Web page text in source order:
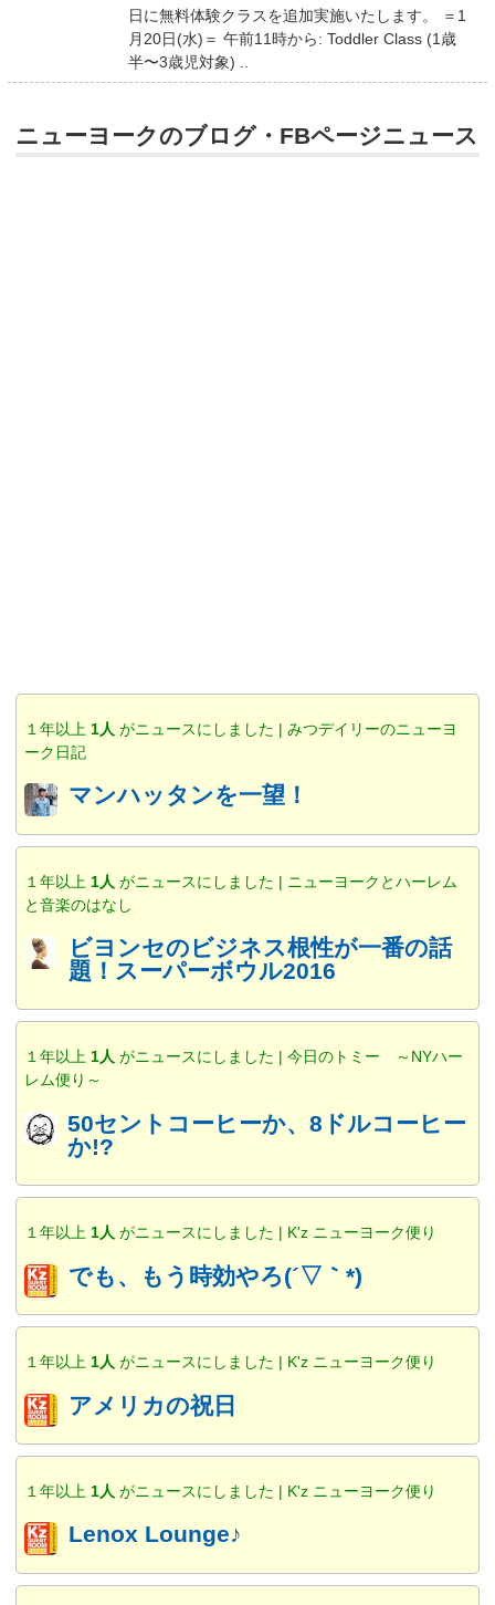
日に無料体験クラスを追加実施いたします。 ＝1
月20日(水)＝ 午前11時から: Toddler Class (1歳
半〜3歳児対象) ..
ニューヨークのブログ・FBページニュース
１年以上 1人 がニュースにしました | みつデイリーのニューヨ
ーク日記
マンハッタンを一望！
１年以上 1人 がニュースにしました | ニューヨークとハーレム
と音楽のはなし
ビヨンセのビジネス根性が一番の話
題！スーパーボウル2016
１年以上 1人 がニュースにしました | 今日のトミー ～NYハー
レム便り～
50セントコーヒーか、8ドルコーヒー
か!?
１年以上 1人 がニュースにしました | K'z ニューヨーク便り
でも、もう時効やろ(´▽｀*)
１年以上 1人 がニュースにしました | K'z ニューヨーク便り
アメリカの祝日
１年以上 1人 がニュースにしました | K'z ニューヨーク便り
Lenox Lounge♪